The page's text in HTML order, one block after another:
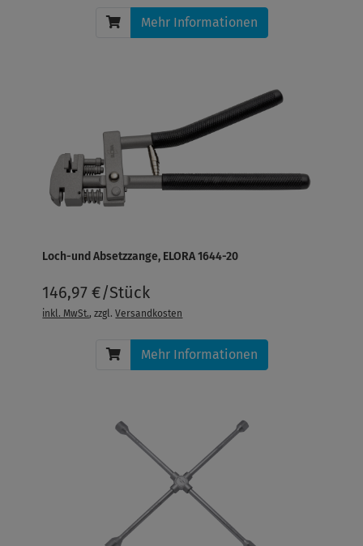
Mehr Informationen
Loch-und Absetzzange, ELORA 1644-20
146,97 €/Stück
inkl. MwSt., zzgl.Versandkosten
Mehr Informationen